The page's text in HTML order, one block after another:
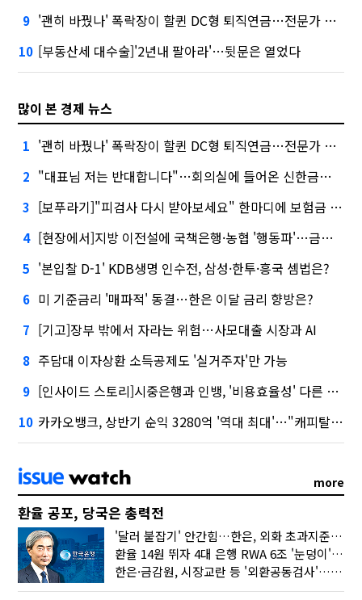
9 '괜히 바꿨나' 폭락장이 할퀸 DC형 퇴직연금…전문가 조언은
10 [부동산세 대수술]'2년내 팔아라'…뒷문은 열었다
많이 본 경제 뉴스
1 '괜히 바꿨나' 폭락장이 할퀸 DC형 퇴직연금…전문가 조언은
2 "대표님 저는 반대합니다"…회의실에 들어온 신한금융 AI
3 [보푸라기]"피검사 다시 받아보세요" 한마디에 보험금 못 받을 뻔?
4 [현장에서]지방 이전설에 국책은행·농협 '행동파'…금감원 '신중모드'
5 '본입찰 D-1' KDB생명 인수전, 삼성·한투·흥국 셈법은?
6 미 기준금리 '매파적' 동결…한은 이달 금리 향방은?
7 [기고]장부 밖에서 자라는 위험…사모대출 시장과 AI
8 주담대 이자상환 소득공제도 '실거주자'만 가능
9 [인사이드 스토리]시중은행과 인뱅, '비용효율성' 다른 잣대 왜?
10 카카오뱅크, 상반기 순익 3280억 '역대 최대'…"캐피탈, 자산 1조원 이상"
more
환율 공포, 당국은 총력전
'달러 붙잡기' 안간힘…한은, 외화 초과지준에 이자 6개월 더
환율 14원 뛰자 4대 은행 RWA 6조 '눈덩이'…2배 뛴 2분기는?
한은·금감원, 시장교란 등 '외환공동검사'…환율 급등 전방위 대응